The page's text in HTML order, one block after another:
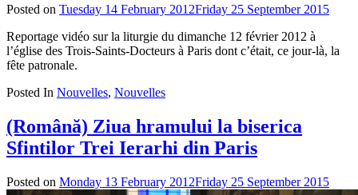
Posted on Tuesday 14 February 2012Friday 25 September 2015
Reportage vidéo sur la liturgie du dimanche 12 février 2012 à
l’église des Trois-Saints-Docteurs à Paris dont c’était, ce jour-là, la
fête patronale.
Posted In Nouvelles, Nouvelles
(Română) Ziua hramului la biserica
Sfintilor Trei Ierarhi din Paris
Posted on Monday 13 February 2012Friday 25 September 2015